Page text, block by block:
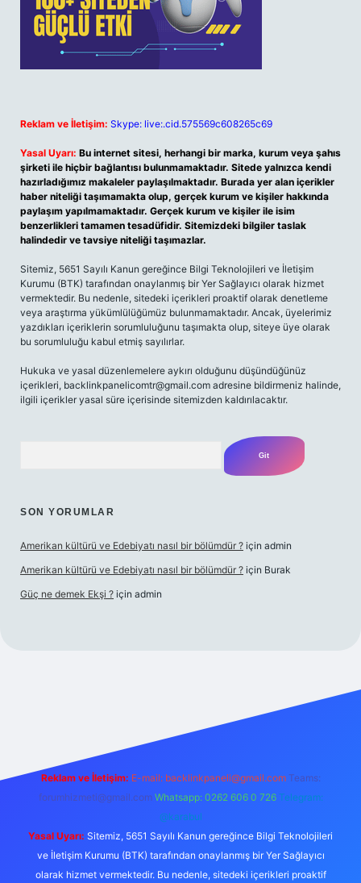
Reklam ve İletişim: Skype: live:.cid.575569c608265c69
Yasal Uyarı: Bu internet sitesi, herhangi bir marka, kurum veya şahıs
şirketi ile hiçbir bağlantısı bulunmamaktadır. Sitede yalnızca kendi
hazırladığımız makaleler paylaşılmaktadır. Burada yer alan içerikler
haber niteliği taşımamakta olup, gerçek kurum ve kişiler hakkında
paylaşım yapılmamaktadır. Gerçek kurum ve kişiler ile isim
benzerlikleri tamamen tesadüfidir. Sitemizdeki bilgiler taslak
halindedir ve tavsiye niteliği taşımazlar.
Sitemiz, 5651 Sayılı Kanun gereğince Bilgi Teknolojileri ve İletişim
Kurumu (BTK) tarafından onaylanmış bir Yer Sağlayıcı olarak hizmet
vermektedir. Bu nedenle, sitedeki içerikleri proaktif olarak denetleme
veya araştırma yükümlülüğümüz bulunmamaktadır. Ancak, üyelerimiz
yazdıkları içeriklerin sorumluluğunu taşımakta olup, siteye üye olarak
bu sorumluluğu kabul etmiş sayılırlar.
Hukuka ve yasal düzenlemelere aykırı olduğunu düşündüğünüz
içerikleri, backlinkpanelicomtr@gmail.com adresine bildirmeniz halinde,
ilgili içerikler yasal süre içerisinde sitemizden kaldırılacaktır.
SON YORUMLAR
Amerikan kültürü ve Edebiyatı nasıl bir bölümdür ? için admin
Amerikan kültürü ve Edebiyatı nasıl bir bölümdür ? için Burak
Güç ne demek Ekşi ? için admin
Reklam ve İletişim: E-mail: backlinkpaneli@gmail.com Teams:
forumhizmeti@gmail.com Whatsapp: 0262 606 0 726 Telegram:
@karabul
Yasal Uyarı: Sitemiz, 5651 Sayılı Kanun gereğince Bilgi Teknolojileri
ve İletişim Kurumu (BTK) tarafından onaylanmış bir Yer Sağlayıcı
olarak hizmet vermektedir. Bu nedenle, sitedeki içerikleri proaktif